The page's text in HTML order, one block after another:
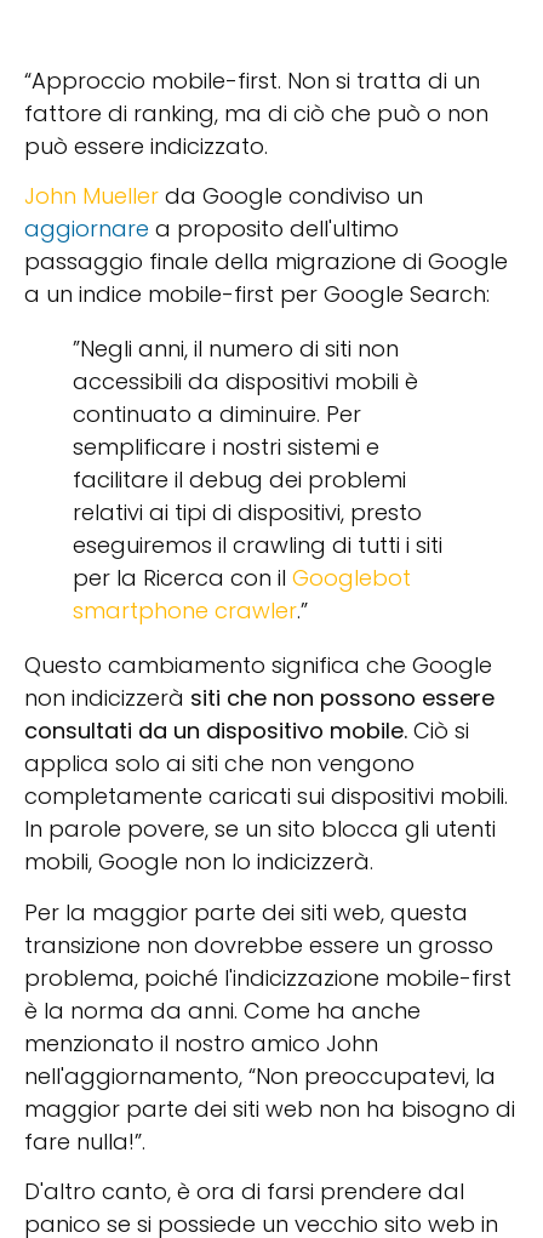
“Approccio mobile-first. Non si tratta di un
fattore di ranking, ma di ciò che può o non
può essere indicizzato.
John Mueller da Google condiviso un
aggiornare a proposito dell'ultimo
passaggio finale della migrazione di Google
a un indice mobile-first per Google Search:
”Negli anni, il numero di siti non
accessibili da dispositivi mobili è
continuato a diminuire. Per
semplificare i nostri sistemi e
facilitare il debug dei problemi
relativi ai tipi di dispositivi, presto
eseguiremos il crawling di tutti i siti
per la Ricerca con il Googlebot
smartphone crawler.”
Questo cambiamento significa che Google
non indicizzerà siti che non possono essere
consultati da un dispositivo mobile. Ciò si
applica solo ai siti che non vengono
completamente caricati sui dispositivi mobili.
In parole povere, se un sito blocca gli utenti
mobili, Google non lo indicizzerà.
Per la maggior parte dei siti web, questa
transizione non dovrebbe essere un grosso
problema, poiché l'indicizzazione mobile-first
è la norma da anni. Come ha anche
menzionato il nostro amico John
nell'aggiornamento, “Non preoccupatevi, la
maggior parte dei siti web non ha bisogno di
fare nulla!”.
D'altro canto, è ora di farsi prendere dal
panico se si possiede un vecchio sito web in